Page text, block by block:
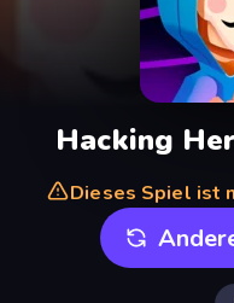
Hacking
Dieses Spiel ist